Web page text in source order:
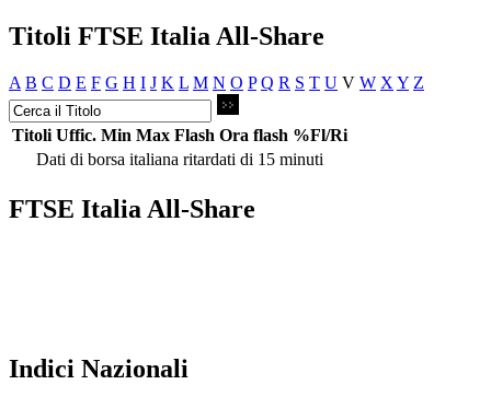
Titoli FTSE Italia All-Share
A B C D E F G H I J K L M N O P Q R S T U V W X Y Z
Titoli Uffic. Min Max Flash Ora flash %Fl/Ri
Dati di borsa italiana ritardati di 15 minuti
FTSE Italia All-Share
Indici Nazionali